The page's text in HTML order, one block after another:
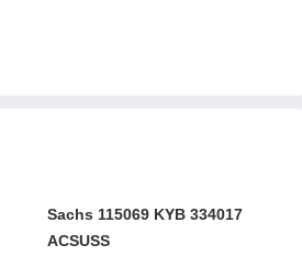
Sachs 115069 KYB 334017
ACSUSS